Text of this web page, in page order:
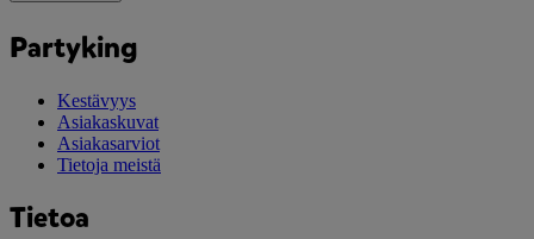
Partyking
Kestävyys
Asiakaskuvat
Asiakasarviot
Tietoja meistä
Tietoa